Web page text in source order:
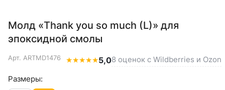
Молд «Thank you so much (L)» для
эпоксидной смолы
Арт. ARTMD1476 ★★★★★5,08 оценок с Wildberries и Ozon
Размеры: